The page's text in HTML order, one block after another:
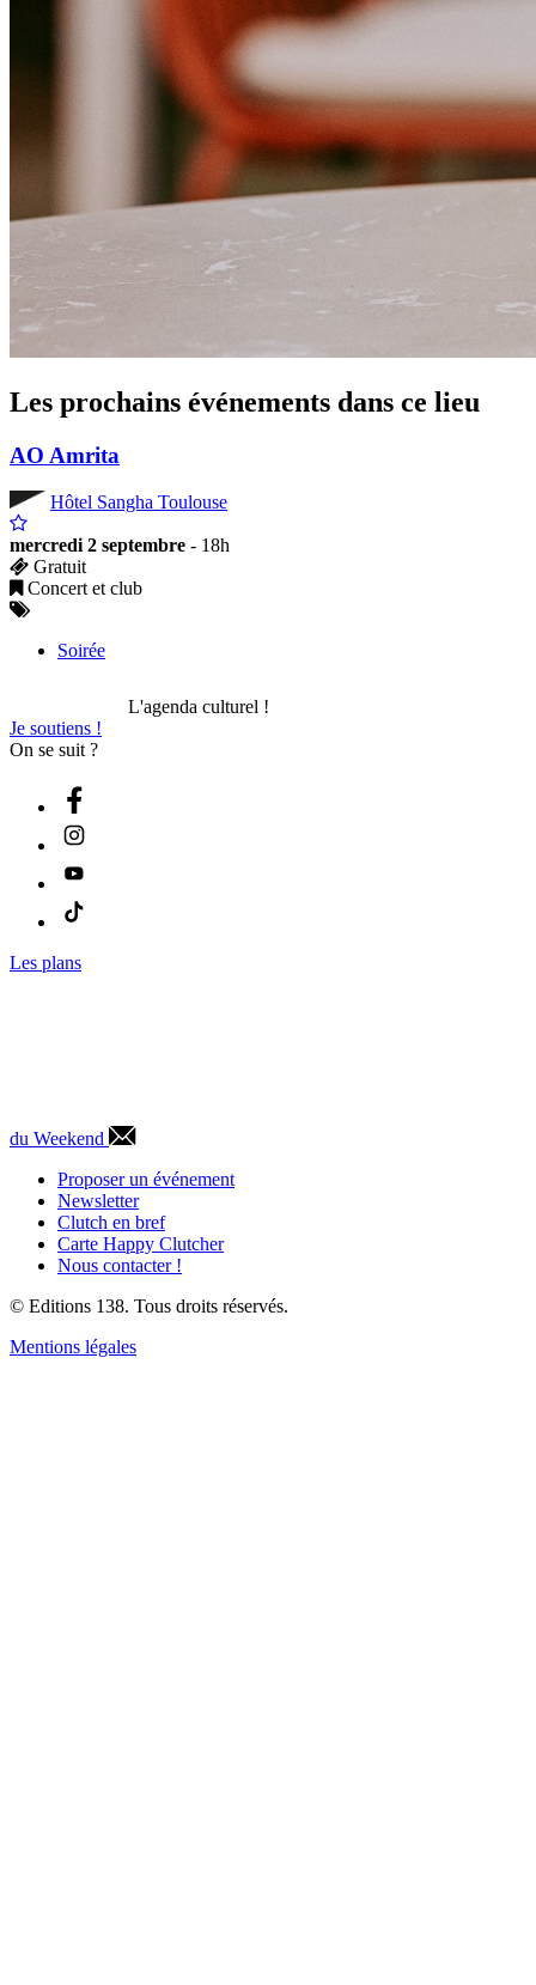
Les prochains événements dans ce lieu
AO Amrita
Hôtel Sangha Toulouse
mercredi 2 septembre - 18h
Gratuit
Concert et club
Soirée
L'agenda culturel !
Je soutiens !
On se suit ?
Les plans
du Weekend
Proposer un événement
Newsletter
Clutch en bref
Carte Happy Clutcher
Nous contacter !
© Editions 138. Tous droits réservés.
Mentions légales